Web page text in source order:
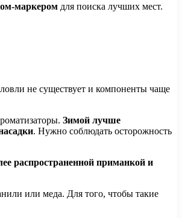
маркером для поиска лучших мест.
не существует и компоненты чаще
Зимой лучше
. Нужно соблюдать осторожность
распространенной приманкой и
или меда. Для того, чтобы такие